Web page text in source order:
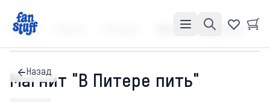
Главная Магнит "В Питере пить"
Назад
Магнит "В Питере пить"